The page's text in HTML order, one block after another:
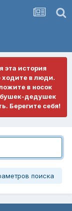
эта история
ходите в люди.
в носок
дедушек
Берегите себя!
поиска